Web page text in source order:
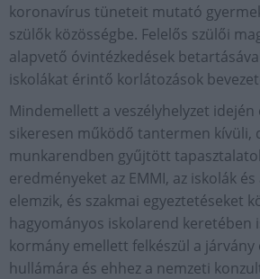
koronavírus tüneteit mutató
szülők közösségbe. Felelős szülői
alapvető óvintézkedések
iskolákat érintő korlátozások
Mindemellett a veszélyhelyzet
sikeresen működő tantermen kívüli,
munkarendben gyűjtött
eredményeket az EMMI, az iskolák
elemzik, és szakmai egyeztetéseket
hagyományos iskolarend keretében
kormány emellett felkészül a
hullámára és ehhez a nemzeti